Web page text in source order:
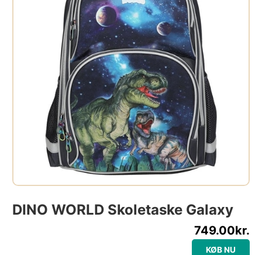
DINO WORLD Skoletaske Galaxy
749.00kr.
KØB NU